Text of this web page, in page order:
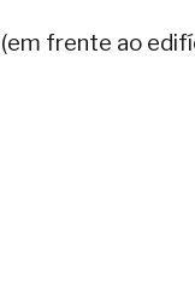
frente ao